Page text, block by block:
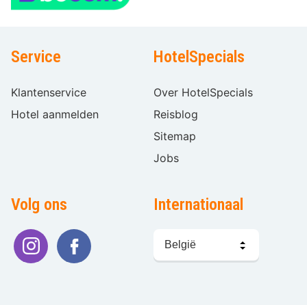
Service
Klantenservice
Hotel aanmelden
HotelSpecials
Over HotelSpecials
Reisblog
Sitemap
Jobs
Volg ons Internationaal
kiezen